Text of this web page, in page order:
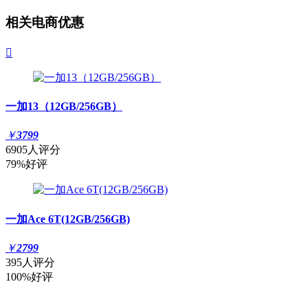
相关电商优惠

一加13（12GB/256GB）
￥3799
6905人评分
79%好评
一加Ace 6T(12GB/256GB)
￥2799
395人评分
100%好评